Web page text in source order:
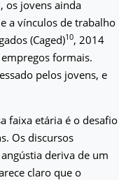
os jovens ainda
a vínculos de trabalho
(Caged)10, 2014
formais.
pelos jovens, e
faixa etária é o desafio
Os discursos
deriva de um
claro que o